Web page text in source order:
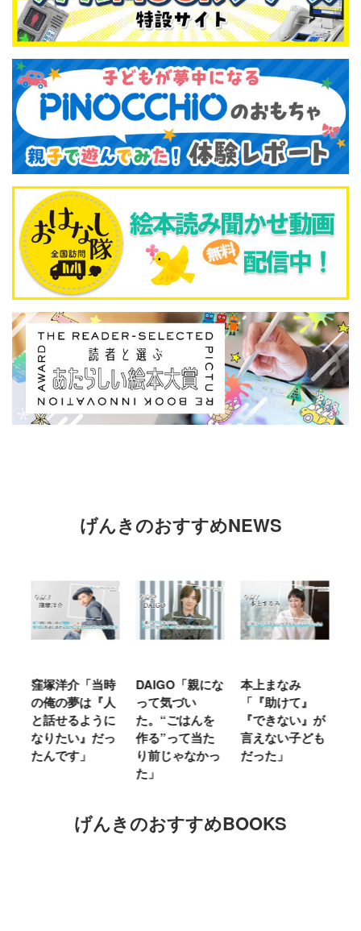
げんきのおすすめNEWS
窪塚洋介「当時
の俺の夢は『人
と話せるように
なりたい』だっ
たんです」
DAIGO「親にな
って気づい
た。“ごはんを
作る”って当た
り前じゃなかっ
た」
本上まなみ
「『助けて』
『できない』が
言えない子ども
だった」
げんきのおすすめBOOKS